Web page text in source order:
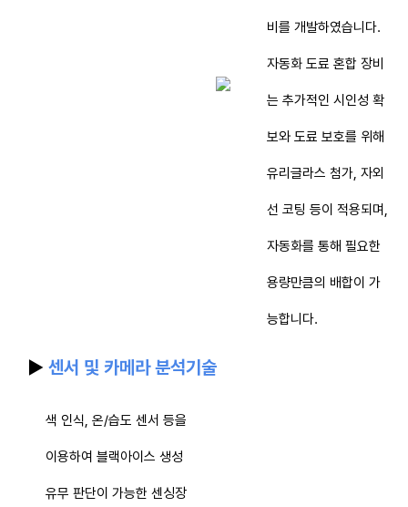
비를 개발하였습니다.
자동화 도료 혼합 장비
는 추가적인 시인성 확
보와 도료 보호를 위해
유리글라스 첨가, 자외
선 코팅 등이 적용되며,
자동화를 통해 필요한
용량만큼의 배합이 가
능합니다.
▶ 센서 및 카메라 분석기술
색 인식, 온/습도 센서 등을
이용하여 블랙아이스 생성
유무 판단이 가능한 센싱장